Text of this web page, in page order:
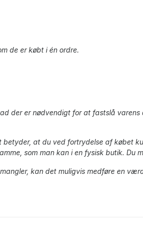
de er købt i én ordre.
der er nødvendigt for at fastslå
at du ved fortrydelse af købet
som man kan i en fysisk butik. Du
kan det muligvis medføre en